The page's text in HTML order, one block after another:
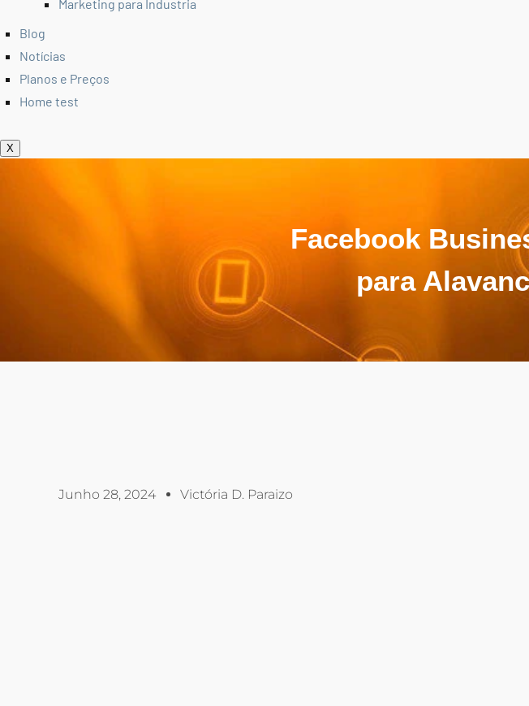
Marketing para Industria
Blog
Notícias
Planos e Preços
Home test
X
Facebook
para
Junho 28, 2024 Victória D. Paraizo